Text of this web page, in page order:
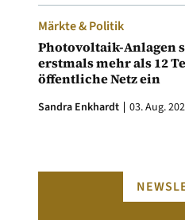
Märkte & Politik
Photovoltaik-Anlagen
erstmals mehr als 12
öffentliche Netz ein
Sandra Enkhardt 03. Aug.